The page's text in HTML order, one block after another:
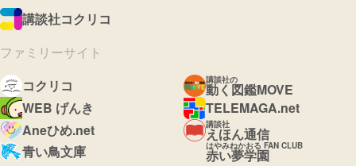
講談社コクリコ
ファミリーサイト
コクリコ
講談社の
動く図鑑MOVE
WEB げんき
TELEMAGA.net
Aneひめ.net
講談社
えほん通信
青い鳥文庫
はやみねかおる FAN CLUB
赤い夢学園